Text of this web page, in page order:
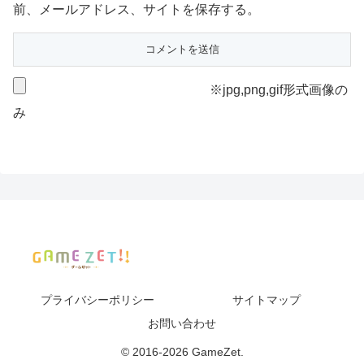
前、メールアドレス、サイトを保存する。
※jpg,png,gif形式画像の
み
プライバシーポリシー
サイトマップ
お問い合わせ
© 2016-2026 GameZet.